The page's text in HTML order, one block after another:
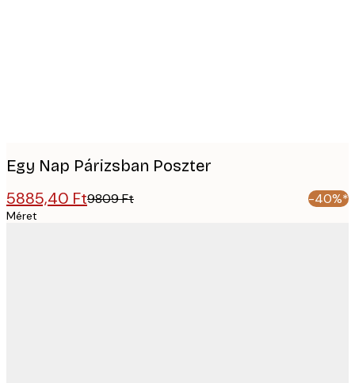
Egy Nap Párizsban Poszter
5885,40 Ft9809 Ft -40%*
Méret